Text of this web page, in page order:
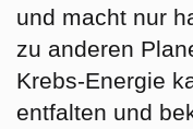
und macht nur
zu anderen
Krebs-Energie
entfalten und